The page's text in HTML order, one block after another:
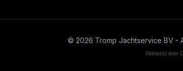
© 2026 Tromp Jachtservice BV -
Gemaakt door